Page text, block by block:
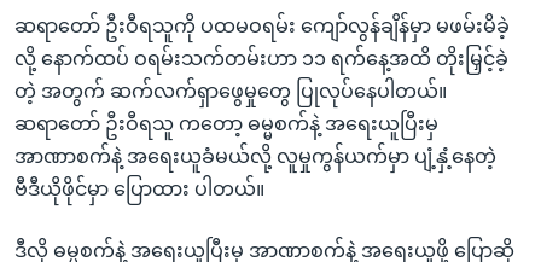
ဆရာတော် ဦးဝီရသူကို ပထမဝရမ်း ကျော်လွန်ချိန်မှာ မဖမ်းမိခဲ့
လို့ နောက်ထပ် ဝရမ်းသက်တမ်းဟာ ၁၁ ရက်နေ့အထိ တိုးမြှင့်ခဲ့
တဲ့ အတွက် ဆက်လက်ရှာဖွေမှုတွေ ပြုလုပ်နေပါတယ်။
ဆရာတော် ဦးဝီရသူ ကတော့ ဓမ္မစက်နဲ့ အရေးယူပြီးမှ
အာဏာစက်နဲ့ အရေးယူခံမယ်လို့ လူမှုကွန်ယက်မှာ ပျံ့နှံ့နေတဲ့
ဗီဒီယိုဖိုင်မှာ ပြောထား ပါတယ်။
ဒီလို ဓမ္မစက်နဲ့ အရေးယူပြီးမှ အာဏာစက်နဲ့ အရေးယူဖို့ ပြောဆို